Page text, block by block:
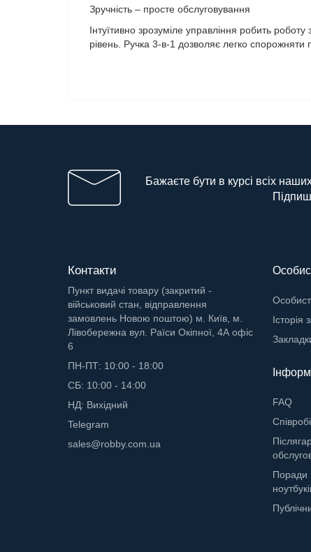
Зручність – просте обслуговування
Інтуїтивно зрозуміле управління робить
рівень. Ручка 3-в-1 дозволяє легко спорожняти
Бажаєте бути в курсі всіх
Контакти
Пункт видачі товару (закритий -
військовий стан, відправлення
замовлень Новою поштою) м. Київ, м.
Лівобережна вул. Раїси Окіпної, 4А офіс
6
ПН-ПТ: 10:00 - 18:00
СБ: 10:00 - 14:00
НД: Вихідний
Telegram
sales@robby.com.ua
Історія
FAQ
Поради